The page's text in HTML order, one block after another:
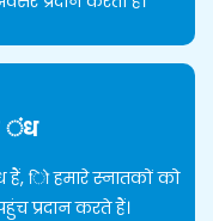
ंध
िो हमारे स्नातकों को
प्रदान करते हैं।